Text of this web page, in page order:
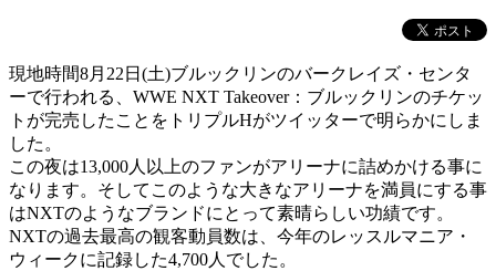
現地時間8月22日(土)ブルックリンのバークレイズ・センタ
ーで行われる、WWE NXT Takeover：ブルックリンのチケッ
トが完売したことをトリプルHがツイッターで明らかにしま
した。
この夜は13,000人以上のファンがアリーナに詰めかける事に
なります。そしてこのような大きなアリーナを満員にする事
はNXTのようなブランドにとって素晴らしい功績です。
NXTの過去最高の観客動員数は、今年のレッスルマニア・
ウィークに記録した4,700人でした。